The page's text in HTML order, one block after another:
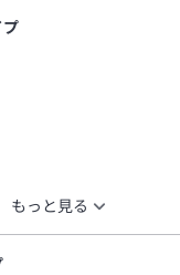
プ
もっと見る